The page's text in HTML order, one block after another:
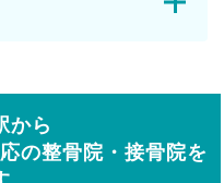
から
の整骨院・接骨院を